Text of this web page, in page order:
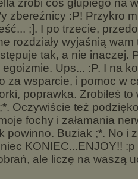
zrobi coś głupiego na
zbereźnicy :P! Przykro
;]. I po trzecie,
rozdziały wyjaśnią wam
tak, a nie inaczej.
Ups... :P. I na
za wsparcie, i pomoc w
poprawka. Zrobiłeś
Oczywiście też
fochy i załamania
powinno. Buziak ;*. No i
KONIEC...ENJOY!!
ale liczę na waszą